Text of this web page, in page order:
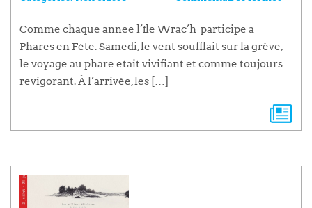
Comme chaque année l’île Wrac’h participe à
Phares en Fête. Samedi, le vent soufflait sur la grève,
le voyage au phare était vivifiant et comme toujours
revigorant. À l’arrivée, les […]